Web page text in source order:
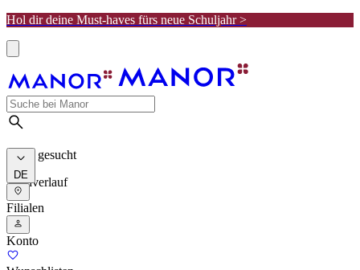
Hol dir deine Must-haves fürs neue Schuljahr >
Meist gesucht
Suchverlauf
DE
Filialen
Konto